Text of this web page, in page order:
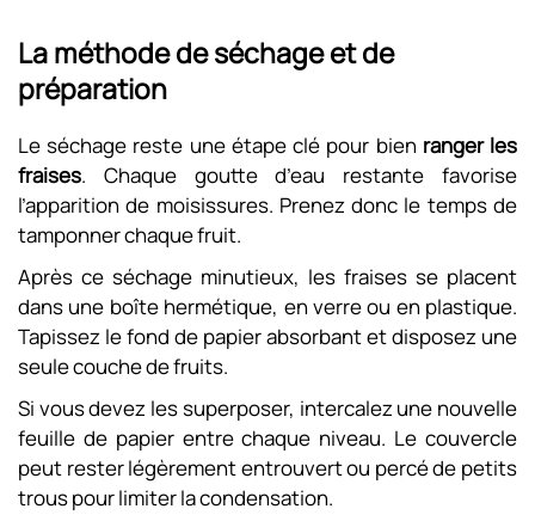
La méthode de séchage et de
préparation
Le séchage reste une étape clé pour bien ranger les
fraises. Chaque goutte d’eau restante favorise
l’apparition de moisissures. Prenez donc le temps de
tamponner chaque fruit.
Après ce séchage minutieux, les fraises se placent
dans une boîte hermétique, en verre ou en plastique.
Tapissez le fond de papier absorbant et disposez une
seule couche de fruits.
Si vous devez les superposer, intercalez une nouvelle
feuille de papier entre chaque niveau. Le couvercle
peut rester légèrement entrouvert ou percé de petits
trous pour limiter la condensation.